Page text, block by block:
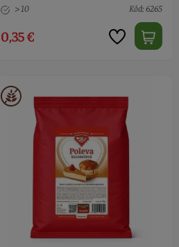
> 10 Kód: 6265
0,35 €